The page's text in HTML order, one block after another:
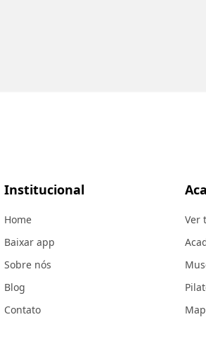
Institucional
Home
Baixar app
Sobre nós
Blog
Contato
Ver